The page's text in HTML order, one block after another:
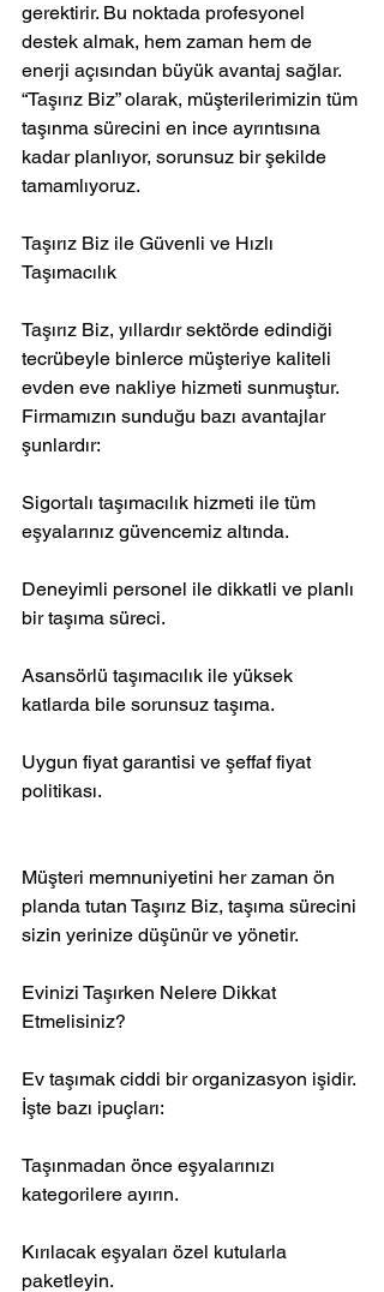
gerektirir. Bu noktada profesyonel
destek almak, hem zaman hem de
enerji açısından büyük avantaj sağlar.
“Taşırız Biz” olarak, müşterilerimizin tüm
taşınma sürecini en ince ayrıntısına
kadar planlıyor, sorunsuz bir şekilde
tamamlıyoruz.
Taşırız Biz ile Güvenli ve Hızlı
Taşımacılık
Taşırız Biz, yıllardır sektörde edindiği
tecrübeyle binlerce müşteriye kaliteli
evden eve nakliye hizmeti sunmuştur.
Firmamızın sunduğu bazı avantajlar
şunlardır:
Sigortalı taşımacılık hizmeti ile tüm
eşyalarınız güvencemiz altında.
Deneyimli personel ile dikkatli ve planlı
bir taşıma süreci.
Asansörlü taşımacılık ile yüksek
katlarda bile sorunsuz taşıma.
Uygun fiyat garantisi ve şeffaf fiyat
politikası.
Müşteri memnuniyetini her zaman ön
planda tutan Taşırız Biz, taşıma sürecini
sizin yerinize düşünür ve yönetir.
Evinizi Taşırken Nelere Dikkat
Etmelisiniz?
Ev taşımak ciddi bir organizasyon işidir.
İşte bazı ipuçları:
Taşınmadan önce eşyalarınızı
kategorilere ayırın.
Kırılacak eşyaları özel kutularla
paketleyin.